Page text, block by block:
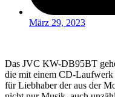
März 29, 2023
Das JVC KW-DB95BT
die mit einem CD-Laufwerk
für Liebhaber der aus der